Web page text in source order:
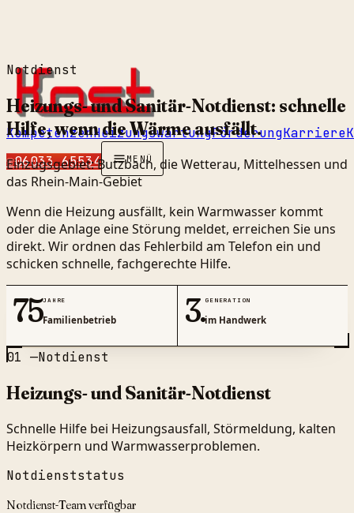
KompetenzenHeizungswartungFörderungKarriere
☏06033 65534 MENÜ
Notdienst
Heizungs- und Sanitär-Notdienst: schnelle
Hilfe, wenn die Wärmeausfällt.
Einzugsgebiet: Butzbach, die Wetterau, Mittelhessen und
das Rhein-Main-Gebiet
Wenn die Heizung ausfällt, kein Warmwasser kommt
oder die Anlage eine Störung meldet, erreichen Sie uns
direkt. Wir ordnen das Fehlerbild am Telefon ein und
schicken schnelle, fachgerechte Hilfe.
75JAHRE
Familienbetrieb 3.GENERATION
im Handwerk
01 —Notdienst
Heizungs- und Sanitär-Notdienst
Schnelle Hilfe bei Heizungsausfall, Störmeldung, kalten
Heizkörpern und Warmwasserproblemen.
Notdienststatus
Notdienst-Team verfügbar